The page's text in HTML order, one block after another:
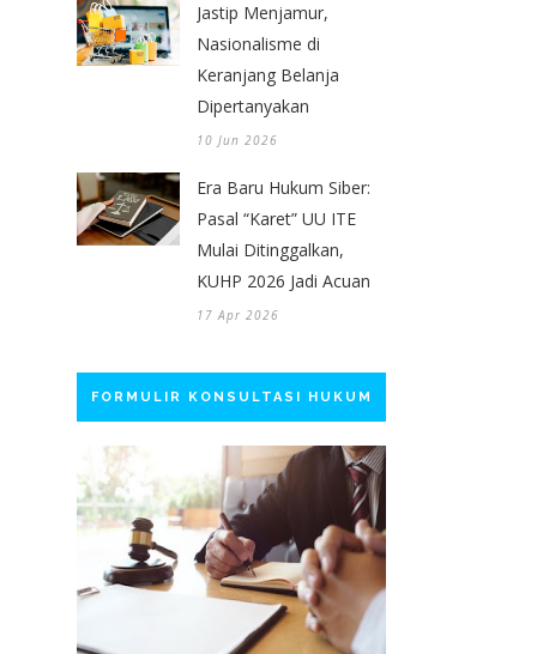
Jastip Menjamur,
Nasionalisme di
Keranjang Belanja
Dipertanyakan
10 Jun 2026
Era Baru Hukum Siber:
Pasal “Karet” UU ITE
Mulai Ditinggalkan,
KUHP 2026 Jadi Acuan
17 Apr 2026
FORMULIR KONSULTASI HUKUM